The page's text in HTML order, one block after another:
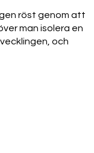
röst genom att
man isolera en
och